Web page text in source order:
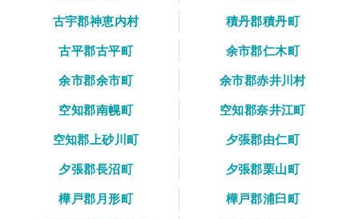
古宇郡神恵内村
積丹郡積丹町
古平郡古平町
余市郡仁木町
余市郡余市町
余市郡赤井川村
空知郡南幌町
空知郡奈井江町
空知郡上砂川町
夕張郡由仁町
夕張郡長沼町
夕張郡栗山町
樺戸郡月形町
樺戸郡浦臼町